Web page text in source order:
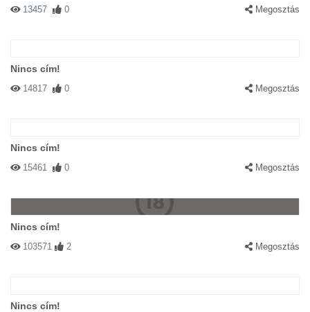
13457 0 Megosztás
Nincs cím!
14817 0 Megosztás
Nincs cím!
15461 0 Megosztás
Nincs cím!
103571 2 Megosztás
Nincs cím!